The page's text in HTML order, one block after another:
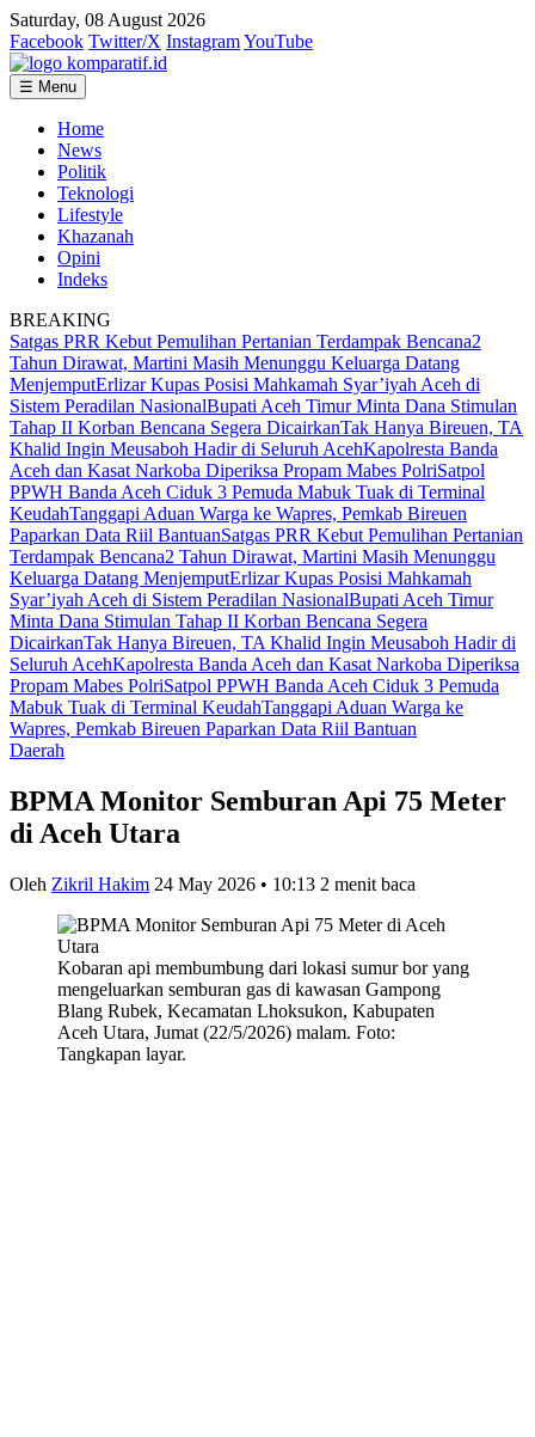
Saturday, 08 August 2026
Facebook Twitter/X InstagramYouTube
☰ Menu
Home
News
Politik
Teknologi
Lifestyle
Khazanah
Opini
Indeks
BREAKING
Satgas PRR Kebut Pemulihan Pertanian Terdampak Bencana2
Tahun Dirawat, Martini Masih Menunggu Keluarga Datang
MenjemputErlizar Kupas Posisi Mahkamah Syar’iyah Aceh di
Sistem Peradilan NasionalBupati Aceh Timur Minta Dana Stimulan
Tahap II Korban Bencana Segera DicairkanTak Hanya Bireuen, TA
Khalid Ingin Meusaboh Hadir di Seluruh AcehKapolresta Banda
Aceh dan Kasat Narkoba Diperiksa Propam Mabes PolriSatpol
PPWH Banda Aceh Ciduk 3 Pemuda Mabuk Tuak di Terminal
KeudahTanggapi Aduan Warga ke Wapres, Pemkab Bireuen
Paparkan Data Riil BantuanSatgas PRR Kebut Pemulihan Pertanian
Terdampak Bencana2 Tahun Dirawat, Martini Masih Menunggu
Keluarga Datang MenjemputErlizar Kupas Posisi Mahkamah
Syar’iyah Aceh di Sistem Peradilan NasionalBupati Aceh Timur
Minta Dana Stimulan Tahap II Korban Bencana Segera
DicairkanTak Hanya Bireuen, TA Khalid Ingin Meusaboh Hadir di
Seluruh AcehKapolresta Banda Aceh dan Kasat Narkoba Diperiksa
Propam Mabes PolriSatpol PPWH Banda Aceh Ciduk 3 Pemuda
Mabuk Tuak di Terminal KeudahTanggapi Aduan Warga ke
Wapres, Pemkab Bireuen Paparkan Data Riil Bantuan
Daerah
BPMA Monitor Semburan Api 75 Meter
di Aceh Utara
Oleh Zikril Hakim 24 May 2026 • 10:13 2 menit baca
Kobaran api membumbung dari lokasi sumur bor yang
mengeluarkan semburan gas di kawasan Gampong
Blang Rubek, Kecamatan Lhoksukon, Kabupaten
Aceh Utara, Jumat (22/5/2026) malam. Foto:
Tangkapan layar.